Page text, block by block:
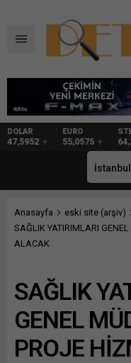
DOLAR
47,5952
EURO
55,0575
Anasayfa eski site (arşiv)
SAĞLIK YATIRIMLARI
ALACAK
SAĞLIK
GENEL
PROJE